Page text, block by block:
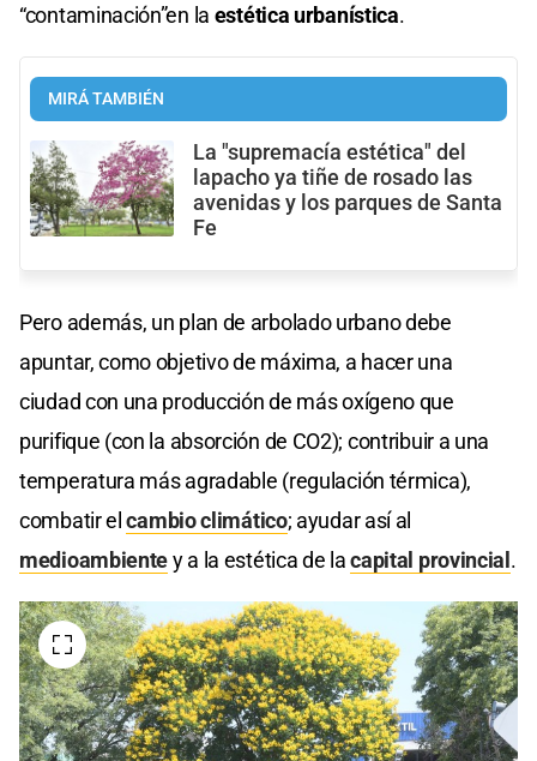
“contaminación”en la estética urbanística.
MIRÁ TAMBIÉN
La "supremacía estética" del
lapacho ya tiñe de rosado las
avenidas y los parques de Santa
Fe
Pero además, un plan de arbolado urbano debe
apuntar, como objetivo de máxima, a hacer una
ciudad con una producción de más oxígeno que
purifique (con la absorción de CO2); contribuir a una
temperatura más agradable (regulación térmica),
combatir elcambio climático; ayudar así al
medioambientey a la estética de lacapital provincial.